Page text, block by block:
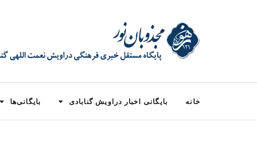
خانه بایگانی اخبار دراویش گنابادی بایگانی‌ها